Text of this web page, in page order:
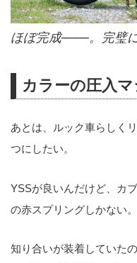
ほぼ完成───。完璧
カラーの圧入
あとは、ルック車らしく
つにしたい。
YSSが良いんだけど、カ
の赤スプリングしかない。
知り合いが装着していた